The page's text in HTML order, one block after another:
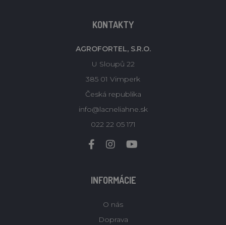
KONTAKTY
AGROFORTEL, S.R.O.
U Sloupů 22
385 01 Vimperk
Česká republika
info@lacneliahne.sk
022 22 05 171
INFORMÁCIE
O nás
Doprava